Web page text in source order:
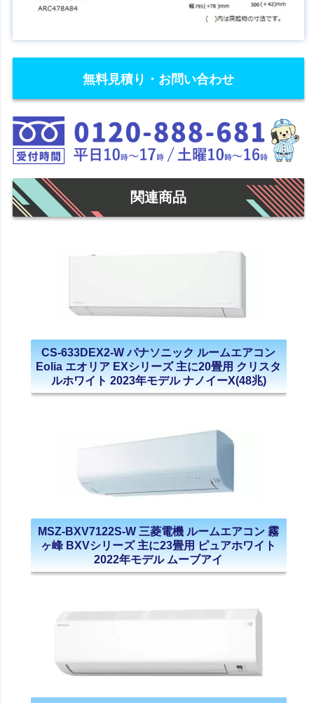
無料見積り・お問い合わせ
関連商品
CS-633DEX2-W パナソニック ルームエアコン
Eolia エオリア EXシリーズ 主に20畳用 クリスタ
ルホワイト 2023年モデル ナノイーX(48兆)
MSZ-BXV7122S-W 三菱電機 ルームエアコン 霧
ヶ峰 BXVシリーズ 主に23畳用 ピュアホワイト
2022年モデル ムーブアイ